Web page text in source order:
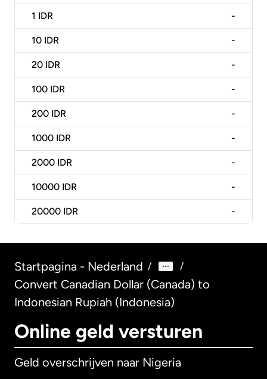
1 IDR -
10 IDR -
20 IDR -
100 IDR -
200 IDR -
1000 IDR -
2000 IDR -
10000 IDR -
20000 IDR -
Startpagina - Nederland / /
Convert Canadian Dollar (Canada) to
Indonesian Rupiah (Indonesia)
Online geld versturen
Geld overschrijven naar Nigeria